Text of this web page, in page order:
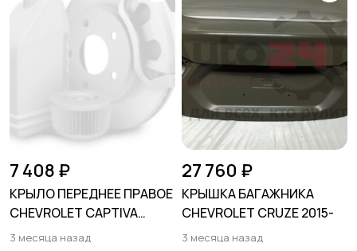
7 408 ₽
КРЫЛО ПЕРЕДНЕЕ ПРАВОЕ
CHEVROLET CAPTIVA
(C140) 2011-
3 месяца назад
27 760 ₽
КРЫШКА БАГАЖНИКА
CHEVROLET CRUZE 2015-
3 месяца назад